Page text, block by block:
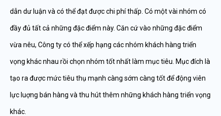
dẫn dư luận và có thể đạt được chi phí thấp. Có một vài nhóm có
đầy đủ tất cả những đặc điểm này. Căn cứ vào những đặc điểm
vừa nêu, Công ty có thể xếp hạng các nhóm khách hàng triển
vọng khác nhau rồi chọn nhóm tốt nhất làm mục tiêu. Mục đích là
tạo ra được mức tiêu thụ mạnh càng sớm càng tốt để động viên
lực luợng bán hàng và thu hút thêm những khách hàng triển vọng
khác.